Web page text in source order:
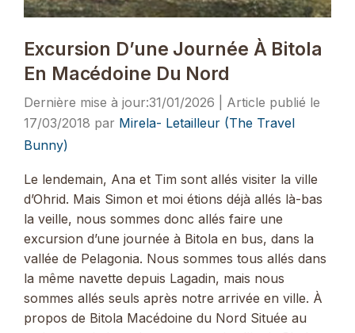
Excursion D’une Journée À Bitola
En Macédoine Du Nord
31/01/2026
17/03/2018 par Mirela- Letailleur (The Travel
Bunny)
Le lendemain, Ana et Tim sont allés visiter la ville
d’Ohrid. Mais Simon et moi étions déjà allés là-bas
la veille, nous sommes donc allés faire une
excursion d’une journée à Bitola en bus, dans la
vallée de Pelagonia. Nous sommes tous allés dans
la même navette depuis Lagadin, mais nous
sommes allés seuls après notre arrivée en ville. À
propos de Bitola Macédoine du Nord Située au